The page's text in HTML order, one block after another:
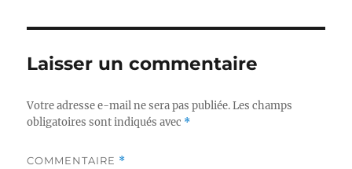
Laisser un commentaire
Votre adresse e-mail ne sera pas publiée. Les champs
obligatoires sont indiqués avec *
COMMENTAIRE *